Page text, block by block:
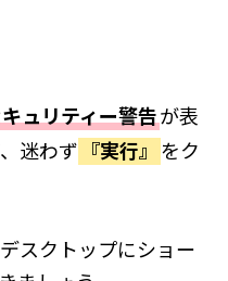
ュリティー警告が表
迷わず 『実行』 をク
スクトップにショー